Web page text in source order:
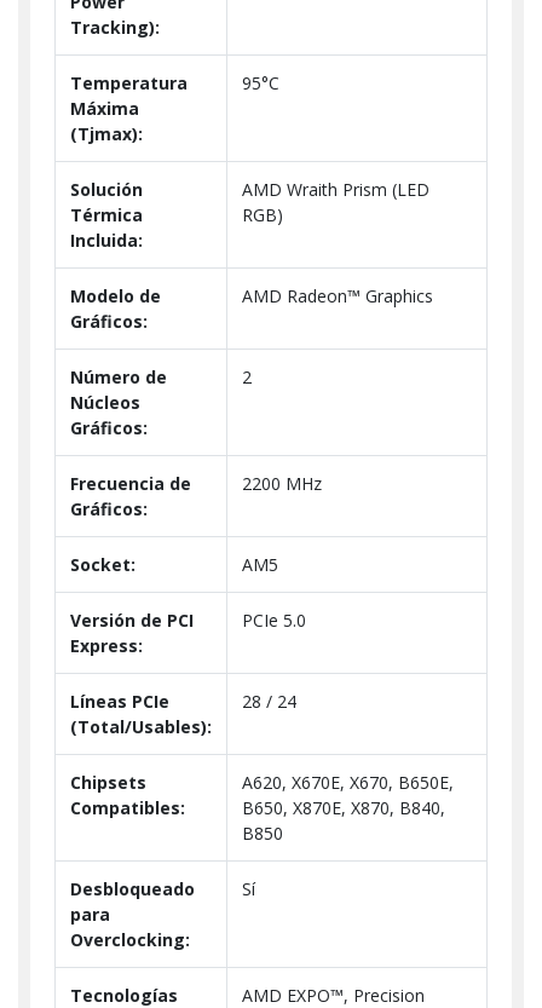
Tracking):
Temperatura
Máxima
(Tjmax):
95°C
Solución
Térmica
Incluida:
AMD Wraith Prism (LED
RGB)
Modelo de
Gráficos:
AMD Radeon™ Graphics
Número de
Núcleos
Gráficos:
2
Frecuencia de
Gráficos:
2200 MHz
Socket: AM5
Versión de PCI
Express:
PCIe 5.0
Líneas PCIe
(Total/Usables):
28 / 24
Chipsets
Compatibles:
A620, X670E, X670, B650E,
B650, X870E, X870, B840,
B850
Desbloqueado
para
Overclocking:
Sí
Tecnologías
AMD EXPO™, Precision